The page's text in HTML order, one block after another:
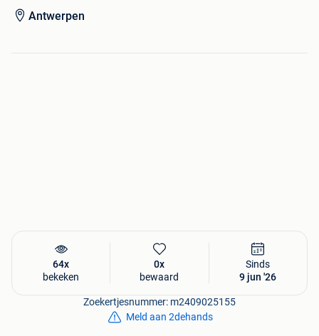
Antwerpen
64x
bekeken
0x
bewaard
Sinds
9 jun '26
Zoekertjesnummer: m2409025155
Meld aan 2dehands